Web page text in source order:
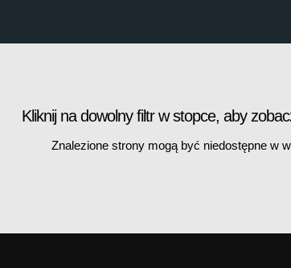
Kliknij na dowolny filtr w stopce, aby
Znalezione strony mogą być niedostępne w